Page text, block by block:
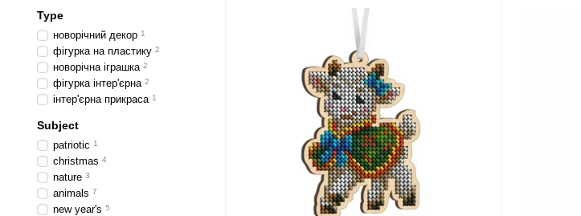
Type
новорічний декор 1
фігурка на пластику 2
новорічна іграшка 2
фігурка інтер'єрна 2
інтер'єрна прикраса 1
Subject
patriotic 1
сhristmas 4
nature 3
animals 7
new year's 5